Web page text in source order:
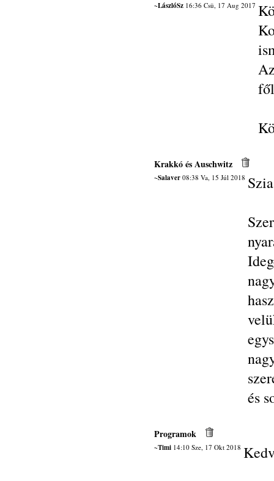
~LászlóSz16:36 Csü, 17 Aug 2017
Krakkó és Auschwitz
~Salaver08:38 Va, 15 Júl 2018
és
Programok
~Timi14:10 Sze, 17 Okt 2018